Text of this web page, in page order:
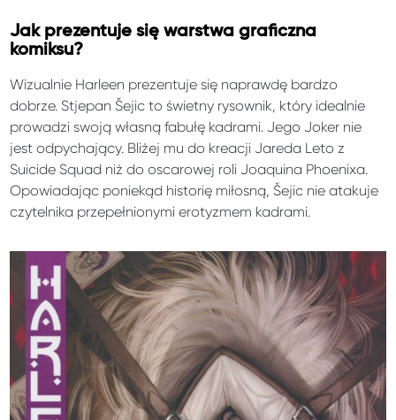
Jak prezentuje się warstwa graficzna
komiksu?
Wizualnie Harleen prezentuje się naprawdę bardzo
dobrze. Stjepan Šejic to świetny rysownik, który idealnie
prowadzi swoją własną fabułę kadrami. Jego Joker nie
jest odpychający. Bliżej mu do kreacji Jareda Leto z
Suicide Squad niż do oscarowej roli Joaquina Phoenixa.
Opowiadając poniekąd historię miłosną, Šejic nie atakuje
czytelnika przepełnionymi erotyzmem kadrami.